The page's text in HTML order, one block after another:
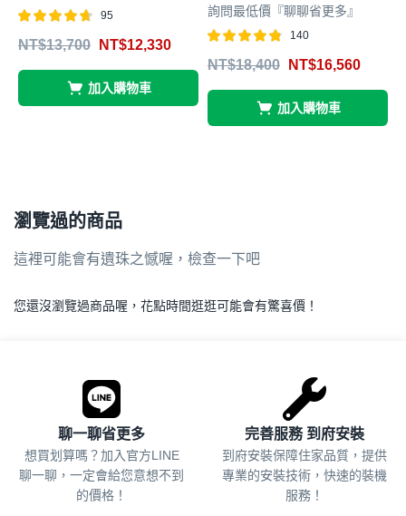
4.64
95
NT$13,700 NT$12,330
加入購物車
詢問最低價『聊聊省更多』
4.78
140
NT$18,400 NT$16,560
加入購物車
瀏覽過的商品
這裡可能會有遺珠之憾喔，檢查一下吧
您還沒瀏覽過商品喔，花點時間逛逛可能會有驚喜價！
聊一聊省更多
想買划算嗎？加入官方LINE
聊一聊，一定會給您意想不到
的價格！
完善服務 到府安裝
到府安裝保障住家品質，提供
專業的安裝技術，快速的裝機
服務！